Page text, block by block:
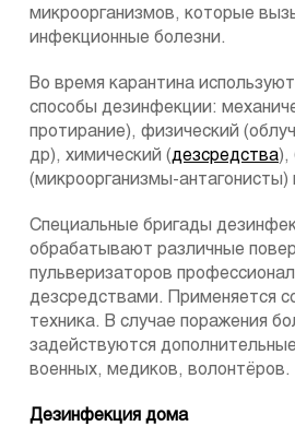
микроорганизмов, которые
инфекционные болезни.
Во время карантина
способы дезинфекции:
протирание), физический
др), химический (дезсредства),
(микроорганизмы-
Специальные бригады
обрабатывают различные
пульверизаторов
дезсредствами. Применяется
техника. В случае поражения
задействуются
военных, медиков, волонтёров.
Дезинфекция дома